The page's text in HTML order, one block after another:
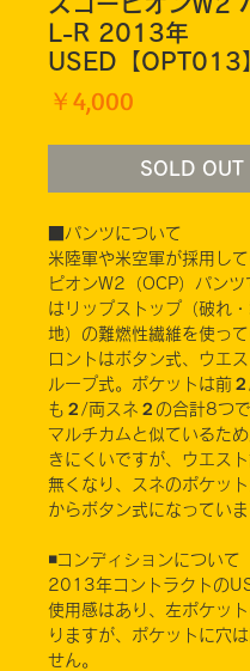
L-R 2013年
USED【OPT013
￥4,000
SOLD OUT
■パンツについて
米陸軍や米空軍が採用し
ピオンW2（OCP）パンツ
はリップストップ（破れ
地）の難燃性繊維を使っ
ロントはボタン式、ウエ
ループ式。ポケットは前
も２/両スネ２の合計8つで
マルチカムと似ているた
きにくいですが、ウエス
無くなり、スネのポケッ
からボタン式になっていま
◾️コンディションについて
2013年コントラクトの
使用感はあり、左ポケッ
りますが、ポケットに穴
せん。